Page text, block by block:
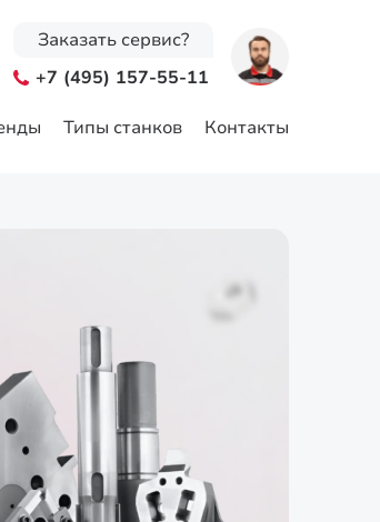
Типы станков Контакты
Заказать сервис?
+7 (495) 157-55-11